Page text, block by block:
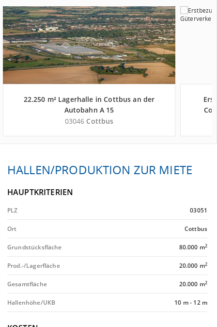
22.250 m² Lagerhalle in Cottbus an der
Autobahn A 15
03046 Cottbus
HALLEN/PRODUKTION ZUR MIETE
HAUPTKRITERIEN
PLZ 03051
Ort Cottbus
Grundstücksfläche 80.000 m2
Prod.-/Lagerfläche 20.000 m2
Gesamtfläche 20.000 m2
Hallenhöhe/UKB 10 m- 12 m